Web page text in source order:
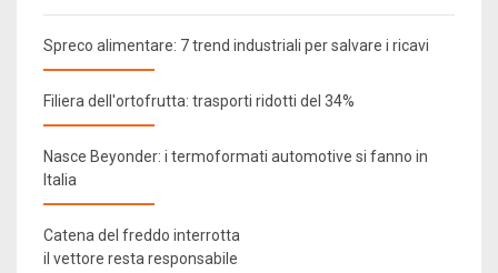
Spreco alimentare: 7 trend industriali per salvare i ricavi
Filiera dell'ortofrutta: trasporti ridotti del 34%
Nasce Beyonder: i termoformati automotive si fanno in
Italia
Catena del freddo interrotta
il vettore resta responsabile